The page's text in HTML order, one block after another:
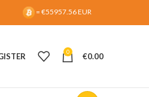
= €55957.56 EUR
0 €0.00